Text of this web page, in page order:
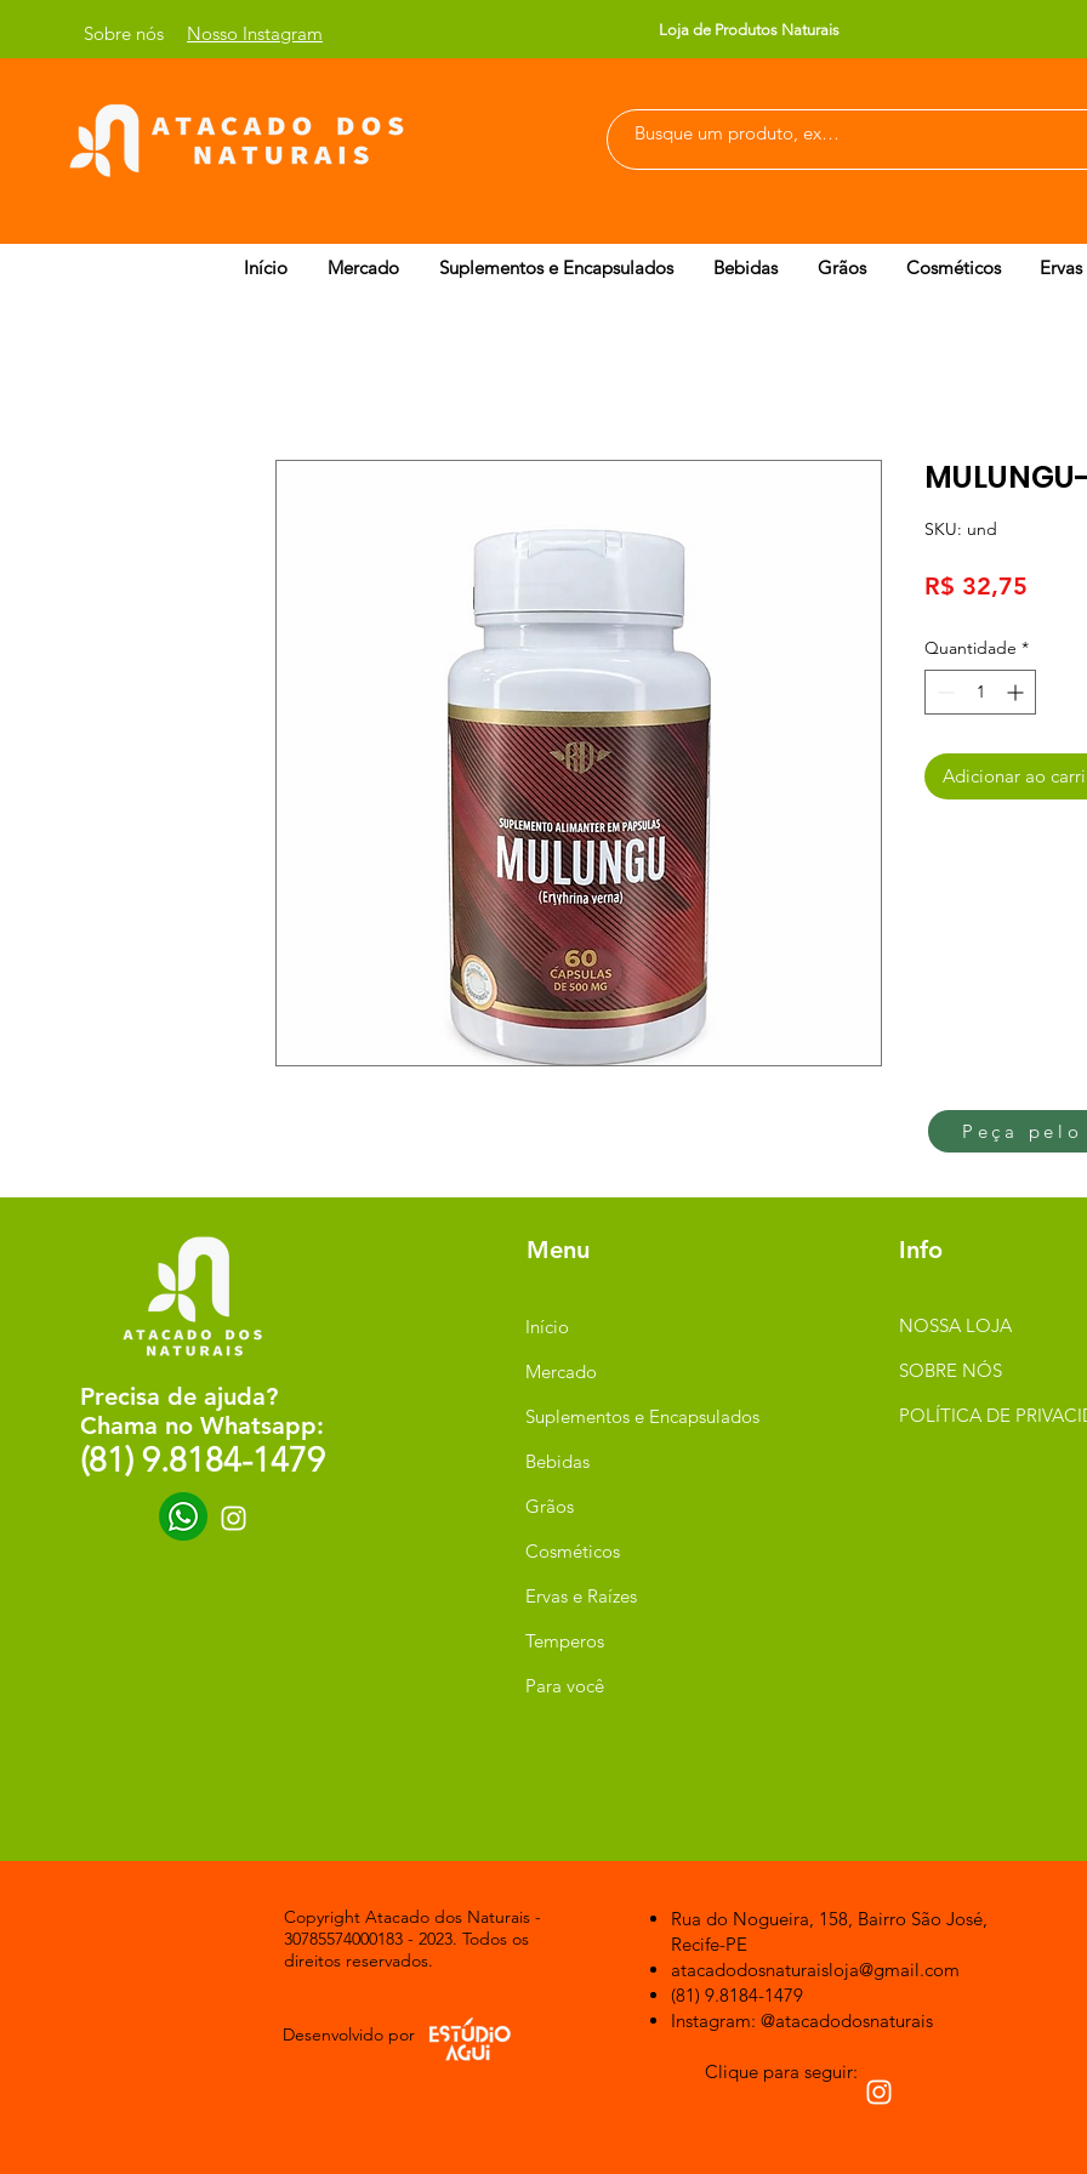
Sobre nós Nosso Instagram Loja de Produtos Naturais
Início Mercado Suplementos e Encapsulados Bebidas Grãos Cosméticos
SKU: und
R$ 32,75
Quantidade *
Adicionar ao
Peça pelo
Precisa de ajuda?
Chama no Whatsapp:
(81) 9.8184-1479
Menu
Início
Mercado
Suplementos e Encapsulados
Bebidas
Grãos
Cosméticos
Ervas e Raízes
Temperos
Para você
Info
NOSSA LOJA
SOBRE NÓS
POLÍTICA DE
Copyright Atacado dos Naturais -
30785574000183 - 2023. Todos os
direitos reservados.
Desenvolvido por
Rua do Nogueira, 158, Bairro São José,
Recife-PE
atacadodosnaturaisloja@gmail.com
(81) 9.8184-1479
Instagram: @atacadodosnaturais
Clique para seguir: